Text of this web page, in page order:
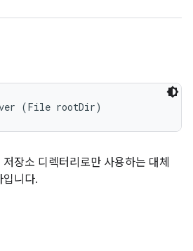
(File rootDir)
장소 디렉터리로만 사용하는 대체
입니다.